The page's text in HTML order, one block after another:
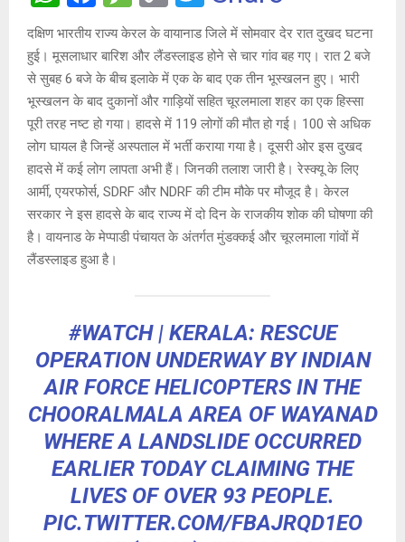
h
at
s
A
p
p
a
ce
b
o
o
k
es
s
a
g
e
o
py
Li
n
k
wi
tt
er
दक्षिण भारतीय राज्य केरल के वायानाड जिले में सोमवार देर रात दुखद घटना
हुई। मूसलाधार बारिश और लैंडस्लाइड होने से चार गांव बह गए। रात 2 बजे
से सुबह 6 बजे के बीच इलाके में एक के बाद एक तीन भूस्खलन हुए। भारी
भूस्खलन के बाद दुकानों और गाड़ियों सहित चूरलमाला शहर का एक हिस्सा
पूरी तरह नष्ट हो गया। हादसे में 119 लोगों की मौत हो गई। 100 से अधिक
लोग घायल है जिन्हें अस्पताल में भर्ती कराया गया है। दूसरी ओर इस दुखद
हादसे में कई लोग लापता अभी हैं। जिनकी तलाश जारी है। रेस्क्यू के लिए
आर्मी, एयरफोर्स, SDRF और NDRF की टीम मौके पर मौजूद है। केरल
सरकार ने इस हादसे के बाद राज्य में दो दिन के राजकीय शोक की घोषणा की
है। वायनाड के मेप्पाडी पंचायत के अंतर्गत मुंडक्कई और चूरलमाला गांवों में
लैंडस्लाइड हुआ है।
#WATCH| KERALA: RESCUE
OPERATION UNDERWAY BY INDIAN
AIR FORCE HELICOPTERS IN THE
CHOORALMALA AREA OF WAYANAD
WHERE A LANDSLIDE OCCURRED
EARLIER TODAY CLAIMING THE
LIVES OF OVER 93 PEOPLE.
PIC.TWITTER.COM/FBAJRQD1EO